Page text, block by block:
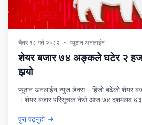
चैत्र १८ गते २०८२ • प्युठान अनलाईन
शेयर बजार ७४ अङ्कले घटेर २
झर्‍यो
प्यूठान अनलाईन न्युज डेक्स – हिजो बढेको शेयर
। शेयर बजार परिसूचक नेप्से आज ७४ दशमलव
समूहको सूचक ५ दशमलव २६, व्यापार समूहको
पुरा पढ्नुहो